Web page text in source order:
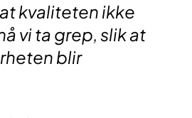
kvaliteten ikke
vi ta grep, slik at
blir